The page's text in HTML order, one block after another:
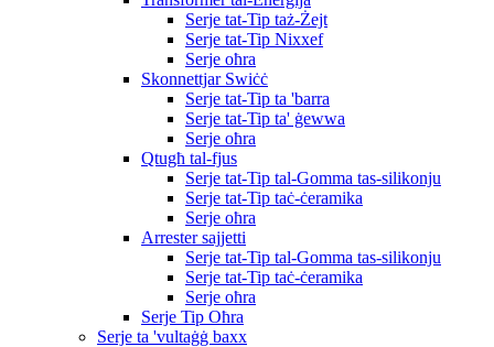
Serje tat-Tip taż-Żejt
Serje tat-Tip Nixxef
Serje oħra
Skonnettjar Swiċċ
Serje tat-Tip ta 'barra
Serje tat-Tip ta' ġewwa
Serje oħra
Qtugħ tal-fjus
Serje tat-Tip tal-Gomma tas-silikonju
Serje tat-Tip taċ-ċeramika
Serje oħra
Arrester sajjetti
Serje tat-Tip tal-Gomma tas-silikonju
Serje tat-Tip taċ-ċeramika
Serje oħra
Serje Tip Oħra
Serje ta 'vultaġġ baxx